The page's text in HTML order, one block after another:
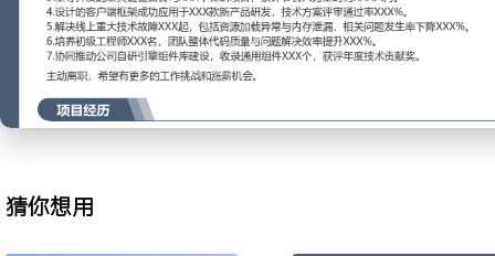
实现动态批合与GPU Instancing自动化方案，优化UI Draw Call与
端机平均内存占用降低XXX%，续航时间延长XXX%。
3.工具链建设：为提升美术与策划生产效率，主导开发资源自动化导
线，搭建场景编辑器的可视化脚本系统与性能实时预览面板，使资
XXX%，版本构建时间缩短XXX%。
模块代码复用率达到XXX%。
猜你想用